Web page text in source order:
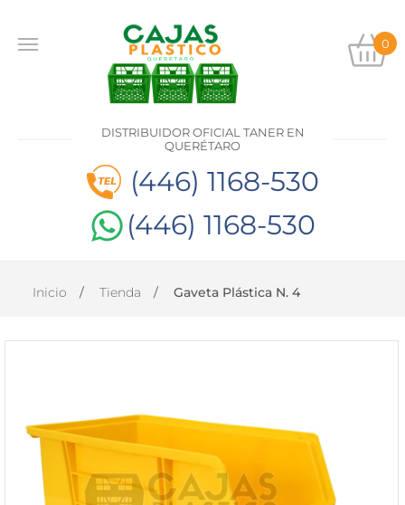
0
DISTRIBUIDOR OFICIAL TANER EN
QUERÉTARO
(446) 1168-530
(446) 1168-530
DISTRIBUIDOR
OFICIAL
(446)
1168-
530
Inicio Tienda Gaveta Plástica N. 4